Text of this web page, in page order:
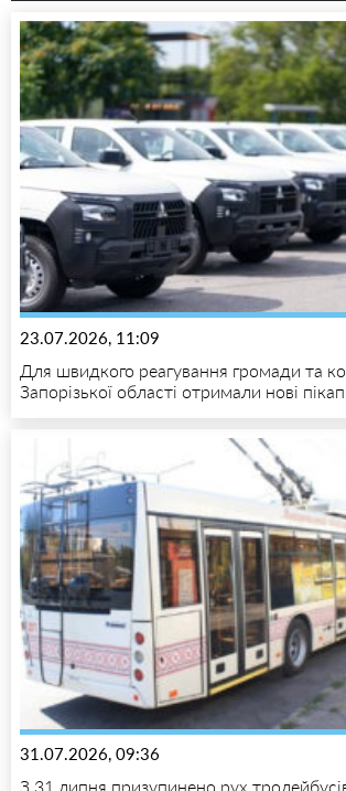
23.07.2026, 11:09
Для швидкого реагування громади та
Запорізької області отримали нові
31.07.2026, 09:36
З 31 липня призупинено рух